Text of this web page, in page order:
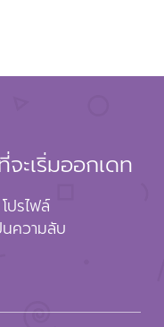
จะเริ่มออกเดท
ปรไฟล์
ความลับ